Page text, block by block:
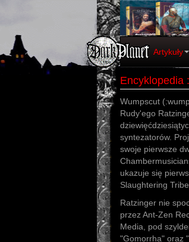
Artykuły
Encyklopedia :
Wumpscut
Rudy'ego
syntezatorów.
swoje pierwsze
ukazuje się
Slaughtering
Ratzinger nie
przez Ant-Zen
Media, pod
"Gomorrha" oraz